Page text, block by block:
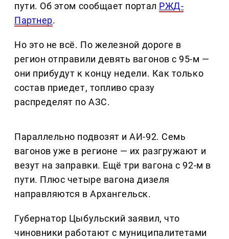
пути. Об этом сообщает портал РЖД-
Партнер.
Но это не всё. По железной дороге в
регион отправили девять вагонов с 95-м —
они прибудут к концу недели. Как только
состав приедет, топливо сразу
распределят по АЗС.
Параллельно подвозят и АИ-92. Семь
вагонов уже в регионе — их разгружают и
везут на заправки. Ещё три вагона с 92-м в
пути. Плюс четыре вагона дизеля
направляются в Архангельск.
Губернатор Цыбульский заявил, что
чиновники работают с муниципалитетами